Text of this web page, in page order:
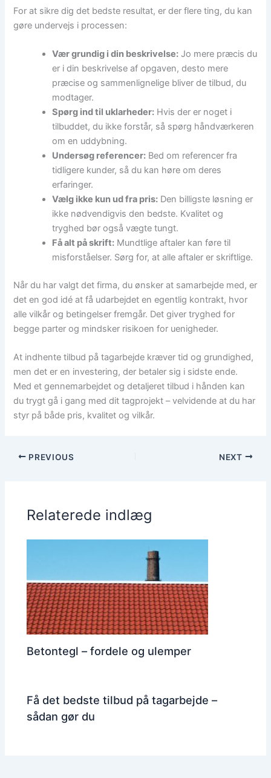
For at sikre dig det bedste resultat, er der flere ting, du kan
gøre undervejs i processen:
Vær grundig i din beskrivelse: Jo mere præcis du
er i din beskrivelse af opgaven, desto mere
præcise og sammenlignelige bliver de tilbud, du
modtager.
Spørg ind til uklarheder: Hvis der er noget i
tilbuddet, du ikke forstår, så spørg håndværkeren
om en uddybning.
Undersøg referencer: Bed om referencer fra
tidligere kunder, så du kan høre om deres
erfaringer.
Vælg ikke kun ud fra pris: Den billigste løsning er
ikke nødvendigvis den bedste. Kvalitet og
tryghed bør også vægte tungt.
Få alt på skrift: Mundtlige aftaler kan føre til
misforståelser. Sørg for, at alle aftaler er skriftlige.
Når du har valgt det firma, du ønsker at samarbejde med, er
det en god idé at få udarbejdet en egentlig kontrakt, hvor
alle vilkår og betingelser fremgår. Det giver tryghed for
begge parter og mindsker risikoen for uenigheder.
At indhente tilbud på tagarbejde kræver tid og grundighed,
men det er en investering, der betaler sig i sidste ende.
Med et gennemarbejdet og detaljeret tilbud i hånden kan
du trygt gå i gang med dit tagprojekt – velvidende at du har
styr på både pris, kvalitet og vilkår.
PREVIOUS NEXT
Relaterede indlæg
Betontegl – fordele og ulemper
Få det bedste tilbud på tagarbejde –
sådan gør du